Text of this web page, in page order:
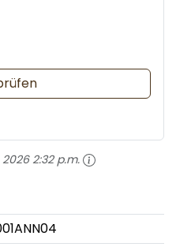
2026 2:32 p.m.